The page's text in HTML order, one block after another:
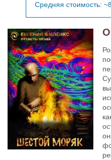
Средняя стоимость: